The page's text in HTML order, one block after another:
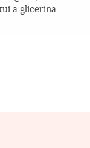
a glicerina